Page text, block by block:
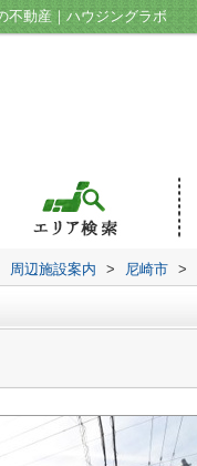
不動産｜ハウジングラボ
周辺施設案内 > 尼崎市 >